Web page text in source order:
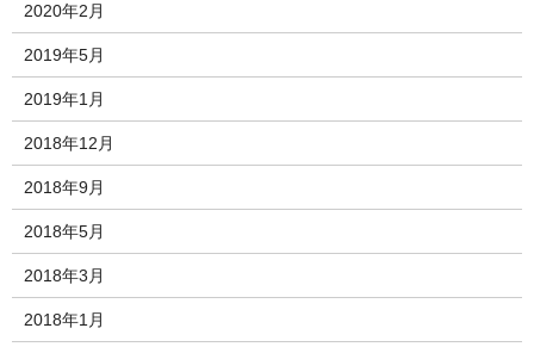
2020年2月
2019年5月
2019年1月
2018年12月
2018年9月
2018年5月
2018年3月
2018年1月